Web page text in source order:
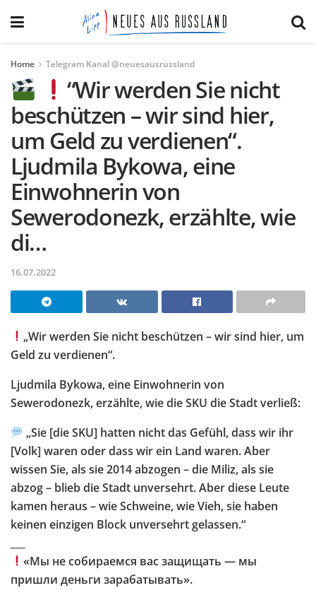
Home Telegram Kanal @neuesausrussland
“Wir werden Sie nicht
beschützen – wir sind hier,
um Geld zu verdienen“.
Ljudmila Bykowa, eine
Einwohnerin von
Sewerodonezk, erzählte, wie
di…
16.07.2022
„Wir werden Sie nicht beschützen – wir sind hier, um
Geld zu verdienen“.
Ljudmila Bykowa, eine Einwohnerin von
Sewerodonezk, erzählte, wie die SKU die Stadt verließ:
„Sie [die SKU] hatten nicht das Gefühl, dass wir ihr
[Volk] waren oder dass wir ein Land waren. Aber
wissen Sie, als sie 2014 abzogen – die Miliz, als sie
abzog – blieb die Stadt unversehrt. Aber diese Leute
kamen heraus – wie Schweine, wie Vieh, sie haben
keinen einzigen Block unversehrt gelassen.“
«Мы не собираемся вас защищать — мы
пришли деньги зарабатывать».